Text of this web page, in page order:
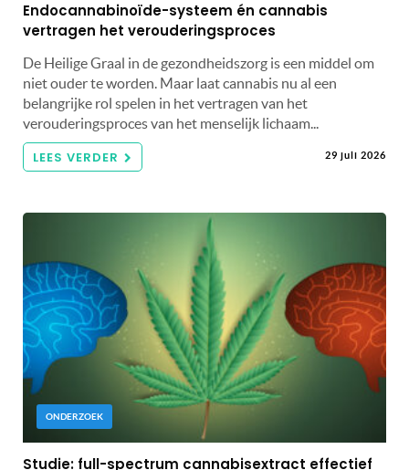
Endocannabinoïde-systeem én cannabis
vertragen het verouderingsproces
De Heilige Graal in de gezondheidszorg is een middel om
niet ouder te worden. Maar laat cannabis nu al een
belangrijke rol spelen in het vertragen van het
verouderingsproces van het menselijk lichaam...
LEES VERDER 29 juli 2026
ONDERZOEK
Studie: full-spectrum cannabisextract effectief